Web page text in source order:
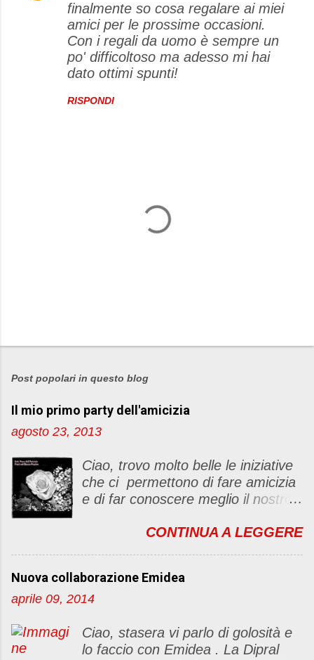
finalmente so cosa regalare ai miei
amici per le prossime occasioni.
Con i regali da uomo è sempre un
po' difficoltoso ma adesso mi hai
dato ottimi spunti!
RISPONDI
P
s
a
u
c
o
m
m
t
o
Post popolari in questo blog
Il mio primo party dell'amicizia
agosto 23, 2013
Ciao, trovo molto belle le iniziative
che ci permettono di fare amicizia
e di far conoscere meglio il nostro
un "party" dell'amicizia .... Mi
post, ma anche di sentimenti ed
emozioni. Non siete obbligate a
avete il tempo bene, altrimenti no
problem. :D Le regole sono le
CONTINUA A LEGGERE
Nuova collaborazione Emidea
aprile 09, 2014
Ciao, stasera vi parlo di golosità e
lo faccio con Emidea . La Dipral